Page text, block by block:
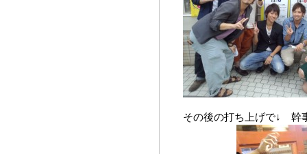
その後の打ち上げで↓ 幹